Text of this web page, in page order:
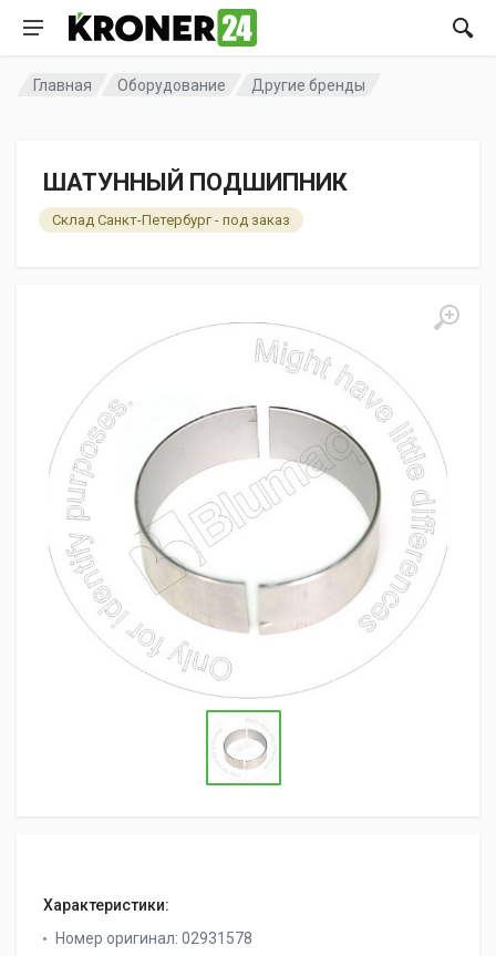
Главная Оборудование Другие бренды
ШАТУННЫЙ ПОДШИПНИК
Склад Санкт-Петербург - под заказ
Характеристики:
Номер оригинал: 02931578